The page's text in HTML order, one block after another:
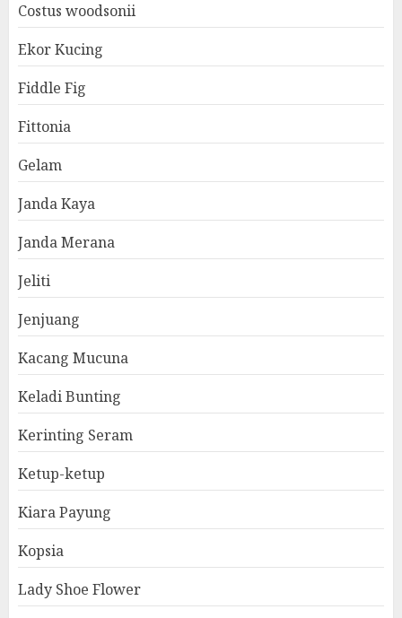
Costus woodsonii
Ekor Kucing
Fiddle Fig
Fittonia
Gelam
Janda Kaya
Janda Merana
Jeliti
Jenjuang
Kacang Mucuna
Keladi Bunting
Kerinting Seram
Ketup-ketup
Kiara Payung
Kopsia
Lady Shoe Flower